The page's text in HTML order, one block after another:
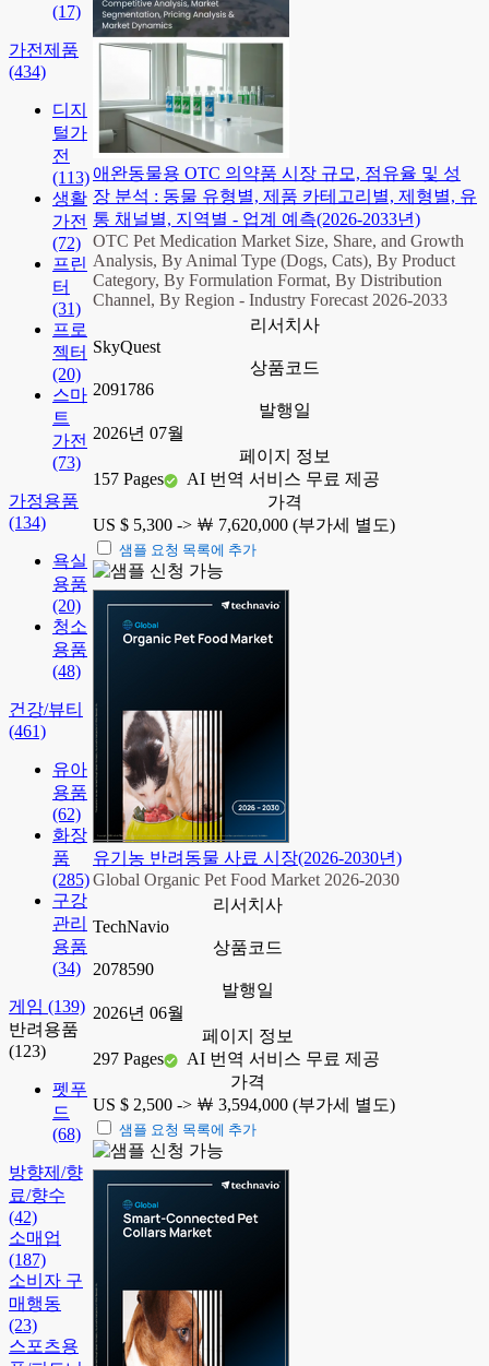
(17)
가전제품
(434)
디지
털가
전
(113)
생활
가전
(72)
프린
터
(31)
프로
젝터
(20)
스마
트
가전
(73)
가정용품
(134)
욕실
용품
(20)
청소
용품
(48)
건강/뷰티
(461)
유아
용품
(62)
화장
품
(285)
구강
관리
용품
(34)
게임 (139)
반려용품
(123)
펫푸
드
(68)
방향제/향
료/향수
(42)
소매업
(187)
소비자 구
매행동
(23)
스포츠용
애완동물용 OTC 의약품 시장 규모, 점유율 및 성
장 분석 : 동물 유형별, 제품 카테고리별, 제형별, 유
통 채널별, 지역별 - 업계 예측(2026-2033년)
OTC Pet Medication Market Size, Share, and Growth
Analysis, By Animal Type (Dogs, Cats), By Product
Category, By Formulation Format, By Distribution
Channel, By Region - Industry Forecast 2026-2033
리서치사
SkyQuest
상품코드
2091786
발행일
2026년 07월
페이지 정보
157 Pages
AI 번역 서비스 무료 제공
가격
US $ 5,300 -> ￦ 7,620,000 (부가세 별도)
샘플 요청 목록에 추가
유기농 반려동물 사료 시장(2026-2030년)
Global Organic Pet Food Market 2026-2030
리서치사
TechNavio
상품코드
2078590
발행일
2026년 06월
페이지 정보
297 Pages
AI 번역 서비스 무료 제공
가격
US $ 2,500 -> ￦ 3,594,000 (부가세 별도)
샘플 요청 목록에 추가